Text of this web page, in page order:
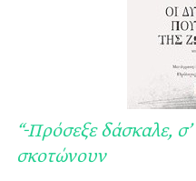
“-Πρόσεξε δάσκαλε, σ’
σκοτώνουν